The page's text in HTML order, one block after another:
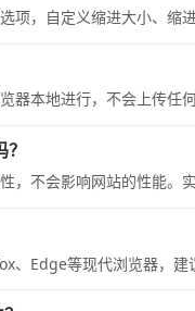
项，自定义缩进大小、缩
器本地进行，不会上传任
，不会影响网站的性能。
、Edge等现代浏览器，建